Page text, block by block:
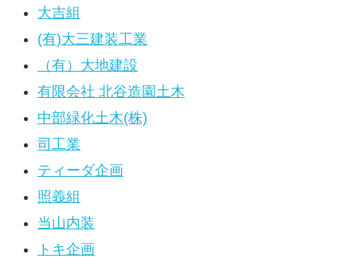
大吉組
(有)大三建装工業
（有）大地建設
有限会社 北谷造園土木
中部緑化土木(株)
司工業
ティーダ企画
照義組
当山内装
トキ企画